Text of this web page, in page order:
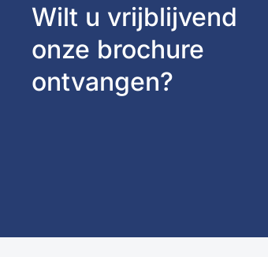
Wilt u vrijblijvend
onze brochure
ontvangen?